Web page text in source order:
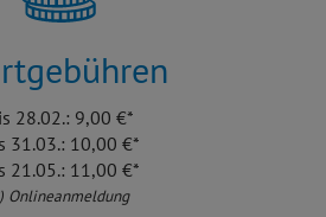
28.02.: 9,00 €*
31.03.: 10,00 €*
21.05.: 11,00 €*
Onlineanmeldung